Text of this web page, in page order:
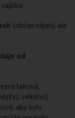
(občas nějaký, ale
od
taková,
velkého)
aby bylo